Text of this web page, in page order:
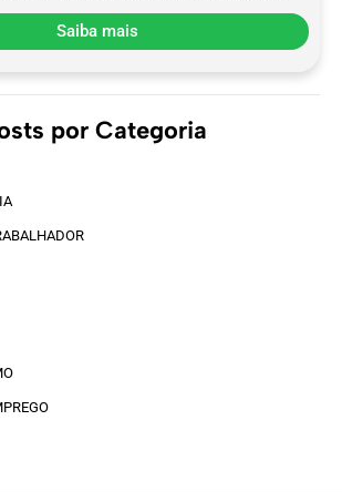
Saiba mais
por Categoria